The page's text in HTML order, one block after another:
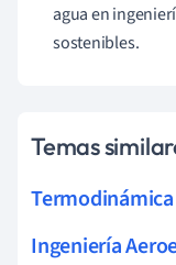
agua en
sostenibles.
Temas
Ingeniería